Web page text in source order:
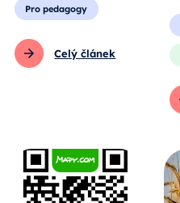
Pro pedagogy
Celý článek